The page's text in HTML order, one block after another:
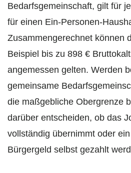
Bedarfsgemeinschaft, gilt für
für einen Ein-Personen-
Zusammengerechnet können
Beispiel bis zu 898 €
angemessen gelten. Werden
gemeinsame
die maßgebliche Obergrenze
darüber entscheiden, ob das
vollständig übernimmt oder
Bürgergeld selbst gezahlt